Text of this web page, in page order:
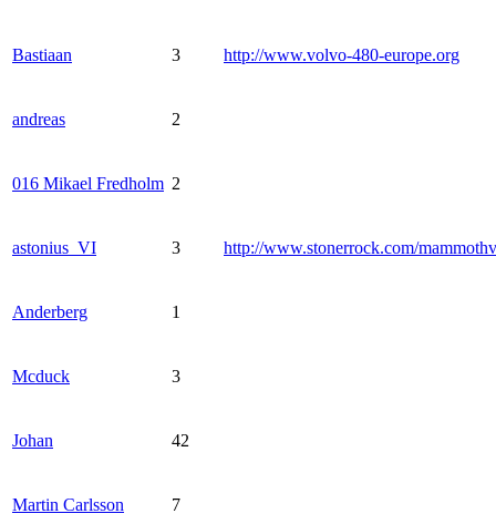
Bastiaan 3 http://www.volvo-480-europe.org
andreas 2
016 Mikael Fredholm 2
astonius_VI 3 http://www.stonerrock.com/
Anderberg 1
Mcduck 3
Johan 42
Martin Carlsson 7